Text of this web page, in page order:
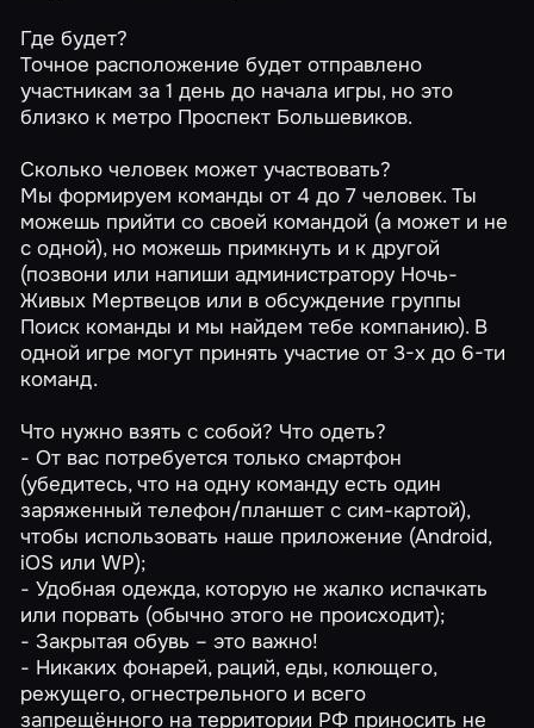
Где будет?
Точное расположение будет отправлено
участникам за 1 день до начала игры, но это
близко к метро Проспект Большевиков.
Сколько человек может участвовать?
Мы формируем команды от 4 до 7 человек. Ты
можешь прийти со своей командой (а может и не
с одной), но можешь примкнуть и к другой
(позвони или напиши администратору Ночь-
Живых Мертвецов или в обсуждение группы
Поиск команды и мы найдем тебе компанию). В
одной игре могут принять участие от 3-х до 6-ти
команд.
Что нужно взять с собой? Что одеть?
- От вас потребуется только смартфон
(убедитесь, что на одну команду есть один
заряженный телефон/планшет с сим-картой),
чтобы использовать наше приложение (Android,
iOS или WP);
- Удобная одежда, которую не жалко испачкать
или порвать (обычно этого не происходит);
- Закрытая обувь – это важно!
- Никаких фонарей, раций, еды, колющего,
режущего, огнестрельного и всего
запрещённого на территории РФ приносить не